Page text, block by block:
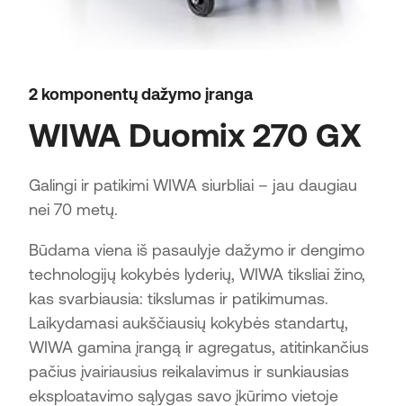
2 komponentų dažymo įranga
WIWA Duomix 270 GX
Galingi ir patikimi WIWA siurbliai – jau daugiau
nei 70 metų.
Būdama viena iš pasaulyje dažymo ir dengimo
technologijų kokybės lyderių, WIWA tiksliai žino,
kas svarbiausia: tikslumas ir patikimumas.
Laikydamasi aukščiausių kokybės standartų,
WIWA gamina įrangą ir agregatus, atitinkančius
pačius įvairiausius reikalavimus ir sunkiausias
eksploatavimo sąlygas savo įkūrimo vietoje